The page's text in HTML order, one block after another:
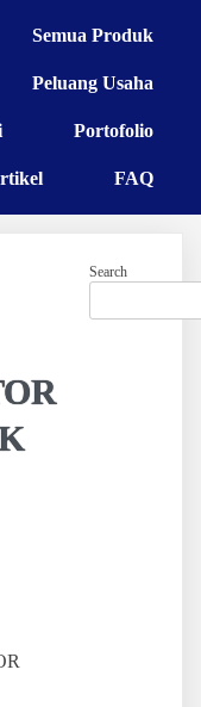
Semua Produk
Peluang Usaha
Portofolio
FAQ
Search